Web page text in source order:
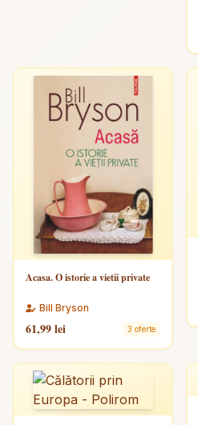
Acasa. O istorie a vietii private
Bill Bryson
61,99 lei 3 oferte